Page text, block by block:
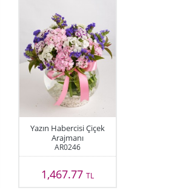
Yazın Habercisi Çiçek
Arajmanı
AR0246
1,467.77TL